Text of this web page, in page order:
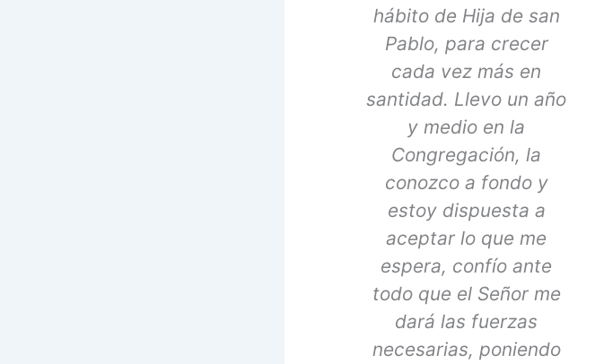
hábito de Hija de san
Pablo, para crecer
cada vez más en
santidad. Llevo un año
y medio en la
Congregación, la
conozco a fondo y
estoy dispuesta a
aceptar lo que me
espera, confío ante
todo que el Señor me
dará las fuerzas
necesarias, poniendo